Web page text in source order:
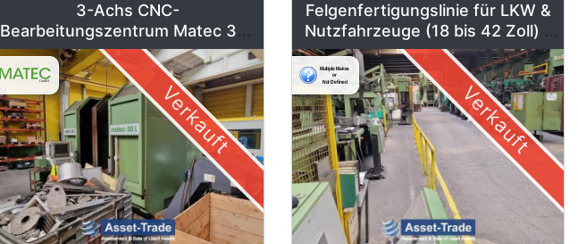
3-Achs CNC-
Bearbeitungszentrum Matec 30L
mit Heidenhain Steuerung und
Pendelbetrieb
Verkauft
Felgenfertigungslinie für LKW &
Nutzfahrzeuge (18 bis 42 Zoll) –
LMF1
Verkauft